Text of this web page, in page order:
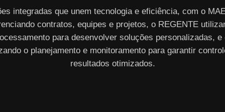
integradas que unem tecnologia e eficiência, com o
contratos, equipes e projetos, o REGENTE
para desenvolver soluções personalizadas, e
o planejamento e monitoramento para garantir
resultados otimizados.